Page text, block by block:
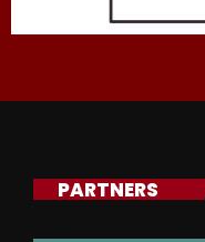
PARTNERS